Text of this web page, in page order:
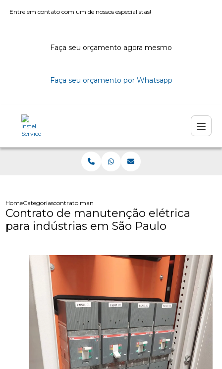
Entre em contato com um de nossos especialistas!
Faça seu orçamento agora mesmo
Faça seu orçamento por Whatsapp
HomeCategoriascontrato manutencao eletrica industrias sao paulo
Contrato de manutenção elétrica
para indústrias em São Paulo